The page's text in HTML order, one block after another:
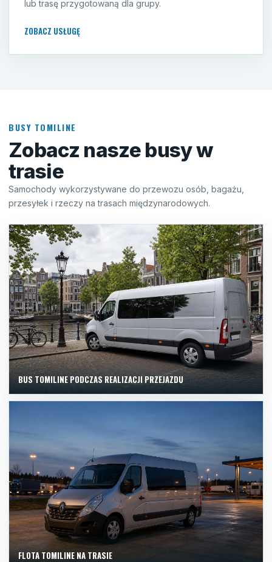
lub trasę przygotowaną dla grupy.
ZOBACZ USŁUGĘ
BUSY TOMILINE
Zobacz nasze busy w
trasie
Samochody wykorzystywane do przewozu osób, bagażu,
przesyłek i rzeczy na trasach międzynarodowych.
BUS TOMILINE PODCZAS REALIZACJI PRZEJAZDU
FLOTA TOMILINE NA TRASIE